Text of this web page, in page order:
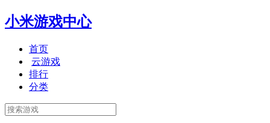
小米游戏中心
首页
云游戏
排行
分类